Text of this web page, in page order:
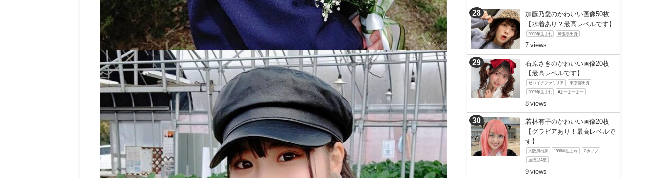
加藤乃愛のかわいい画像50枚
【水着あり？最高レベルです】
2003年生まれ 埼玉県出身
7
石原さきのかわいい画像20枚
【最高レベルです】
ゼロイチファミリア 東京都出身
2007年生まれ #よーよーよー
8
若林有子のかわいい画像20枚
【グラビアあり！最高レベルで
す】
大阪府出身 1996年生まれ Cカップ
血液型A型
9